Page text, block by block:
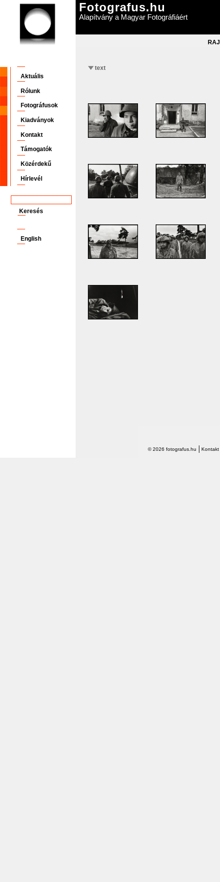
Fotografus.hu
Alapítvány a Magyar Fotográfiáért
Aktuális
Rólunk
Fotográfusok
Kiadványok
Kontakt
Támogatók
Közérdekű
Hírlevél
English
text
© 2026 fotografus.hu Kontakt